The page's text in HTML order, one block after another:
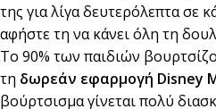
της για λίγα δευτερόλεπτα σε
αφήστε τη να κάνει όλη τη
Το 90% των παιδιών
τη δωρεάν εφαρμογή Disney
βούρτσισμα γίνεται πολύ